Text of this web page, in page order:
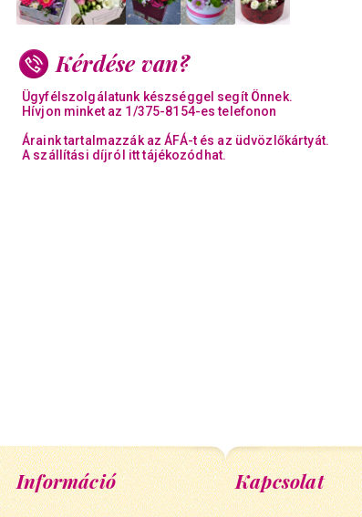
Kérdése van?
Ügyfélszolgálatunk készséggel segít Önnek.
Hívjon minket az 1/375-8154-es telefonon
Áraink tartalmazzák az ÁFÁ-t és az üdvözlőkártyát.
A szállítási díjról itt tájékozódhat.
Információ Kapcsolat